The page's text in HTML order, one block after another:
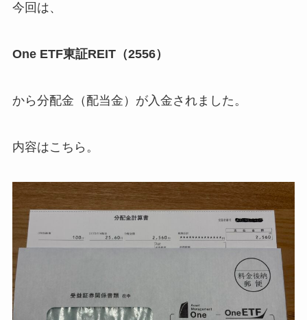
今回は、
One ETF東証REIT（2556）
から分配金（配当金）が入金されました。
内容はこちら。